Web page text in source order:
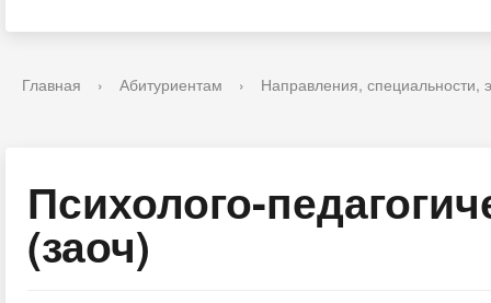
Главная › Абитуриентам › Направления, специальности,
Психолого-
(заоч)